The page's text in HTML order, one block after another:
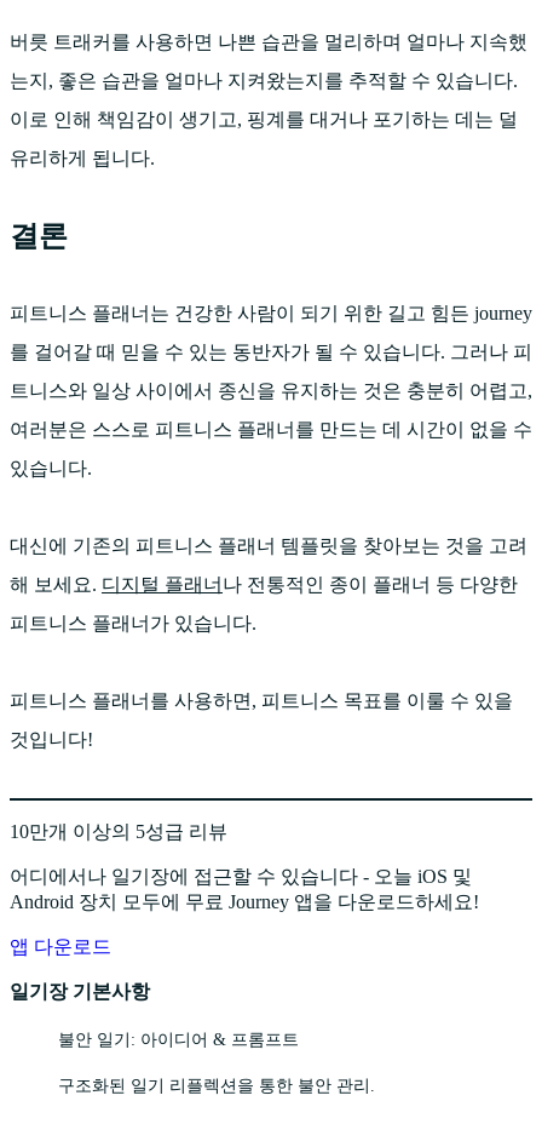
버릇 트래커를 사용하면 나쁜 습관을 멀리하며 얼마나 지속했
는지, 좋은 습관을 얼마나 지켜왔는지를 추적할 수 있습니다.
이로 인해 책임감이 생기고, 핑계를 대거나 포기하는 데는 덜
유리하게 됩니다.
결론
피트니스 플래너는 건강한 사람이 되기 위한 길고 힘든 journey
를 걸어갈 때 믿을 수 있는 동반자가 될 수 있습니다. 그러나 피
트니스와 일상 사이에서 종신을 유지하는 것은 충분히 어렵고,
여러분은 스스로 피트니스 플래너를 만드는 데 시간이 없을 수
있습니다.
대신에 기존의 피트니스 플래너 템플릿을 찾아보는 것을 고려
해 보세요. 디지털 플래너 나 전통적인 종이 플래너 등 다양한
피트니스 플래너가 있습니다.
피트니스 플래너를 사용하면, 피트니스 목표를 이룰 수 있을
것입니다!
10만개 이상의 5성급 리뷰
어디에서나 일기장에 접근할 수 있습니다 - 오늘 iOS 및
Android 장치 모두에 무료 Journey 앱을 다운로드하세요!
앱 다운로드
일기장 기본사항
불안 일기: 아이디어 & 프롬프트
구조화된 일기 리플렉션을 통한 불안 관리.